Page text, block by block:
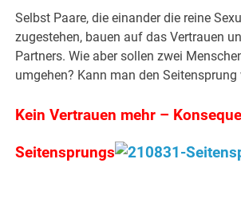
Selbst Paare, die einander die reine
zugestehen, bauen auf das Vertrauen
Partners. Wie aber sollen zwei
umgehen? Kann man den Seitensprung
Kein Vertrauen mehr –
Seitensprungs